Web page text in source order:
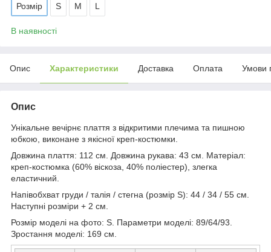
Розмір S M L
В наявності
Опис Характеристики Доставка Оплата Умови
Опис
Унікальне вечірнє плаття з відкритими плечима та пишною
юбкою, виконане з якісної креп-костюмки.
Довжина плаття: 112 см. Довжина рукава: 43 см. Матеріал:
креп-костюмка (60% віскоза, 40% поліестер), злегка
еластичний.
Напівобхват груди / талія / стегна (розмір S): 44 / 34 / 55 см.
Наступні розміри + 2 см.
Розмір моделі на фото: S. Параметри моделі: 89/64/93.
Зростання моделі: 169 см.